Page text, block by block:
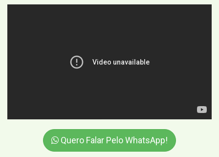
Quero Falar Pelo WhatsApp!